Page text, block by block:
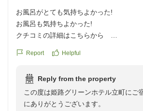
お風呂がとても気持ちよかった!
お風呂も気持ちよかった!
クチコミの詳細はこちらから
reviewId=33123478217545
Report Helpful
Reply from the property
この度は姫路グリーンホテル立町にご
にありがとうございます。